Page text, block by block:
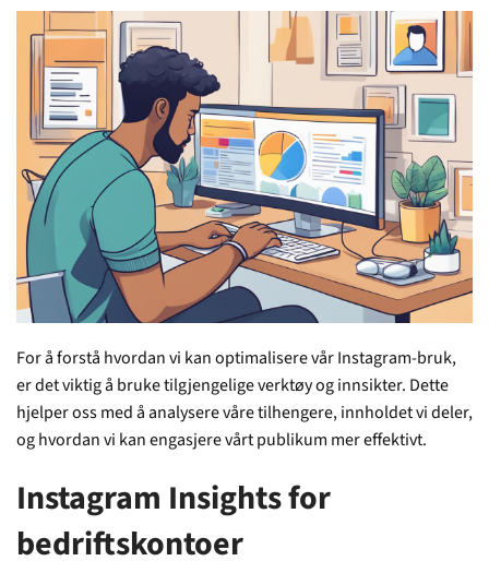
For å forstå hvordan vi kan optimalisere vår Instagram-bruk,
er det viktig å bruke tilgjengelige verktøy og innsikter. Dette
hjelper oss med å analysere våre tilhengere, innholdet vi deler,
og hvordan vi kan engasjere vårt publikum mer effektivt.
Instagram Insights for
bedriftskontoer